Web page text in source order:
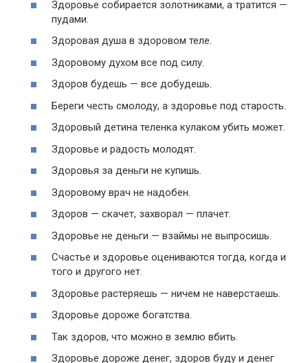
Здоровье собирается золотниками, а тратится —
пудами.
Здоровая душа в здоровом теле.
Здоровому духом все под силу.
Здоров будешь — все добудешь.
Береги честь смолоду, а здоровье под старость.
Здоровый детина теленка кулаком убить может.
Здоровье и радость молодят.
Здоровья за деньги не купишь.
Здоровому врач не надобен.
Здоров — скачет, захворал — плачет.
Здоровье не деньги — взаймы не выпросишь.
Счастье и здоровье оцениваются тогда, когда и
того и другого нет.
Здоровье растеряешь — ничем не наверстаешь.
Здоровье дороже богатства.
Так здоров, что можно в землю вбить.
Здоровье дороже денег, здоров буду и денег